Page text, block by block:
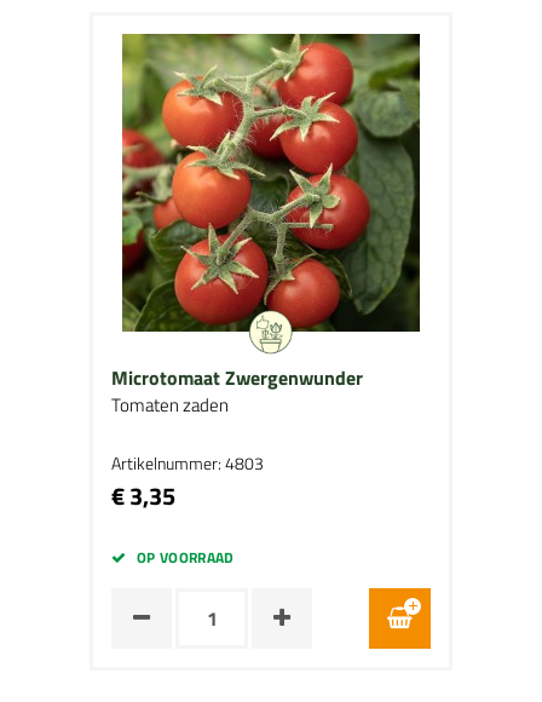
Microtomaat Zwergenwunder
Tomaten zaden
Artikelnummer: 4803
€ 3,35
OP VOORRAAD